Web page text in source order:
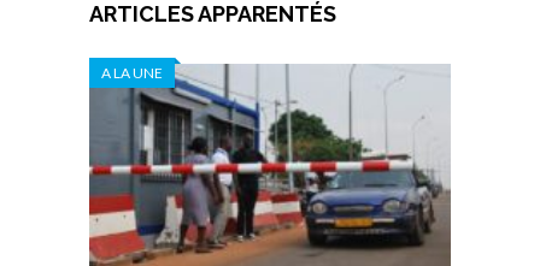
ARTICLES APPARENTÉS
A LA UNE